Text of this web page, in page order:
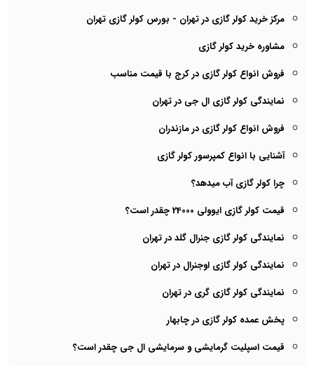
مرکز خرید کولر گازی در تهران - بورس کولر گازی تهران
مشاوره خرید کولر گازی
فروش انواع کولر گازی در کرج با قیمت مناسب
نمایندگی کولر گازی ال جی در تهران
فروش انواع کولر گازی در مازندران
آشنایی با انواع کمپرسور کولر گازی
چرا کولر گازی آب میدهد؟
قیمت کولر گازی ایوولی 24000 چقدر است؟
نمایندگی کولر گازی جنرال گلد در تهران
نمایندگی کولر گازی اوجنرال در تهران
نمایندگی کولر گازی گری در تهران
پخش عمده کولر گازی در چابهار
قیمت اسپلیت گرمایشی و سرمایشی ال جی چقدر است؟